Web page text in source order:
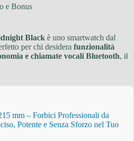
e Bonus
Black è uno smartwatch dal
per chi desidera funzionalità
e chiamate vocali Bluetooth, il
mm – Forbici Professionali da
Potente e Senza Sforzo nel Tuo